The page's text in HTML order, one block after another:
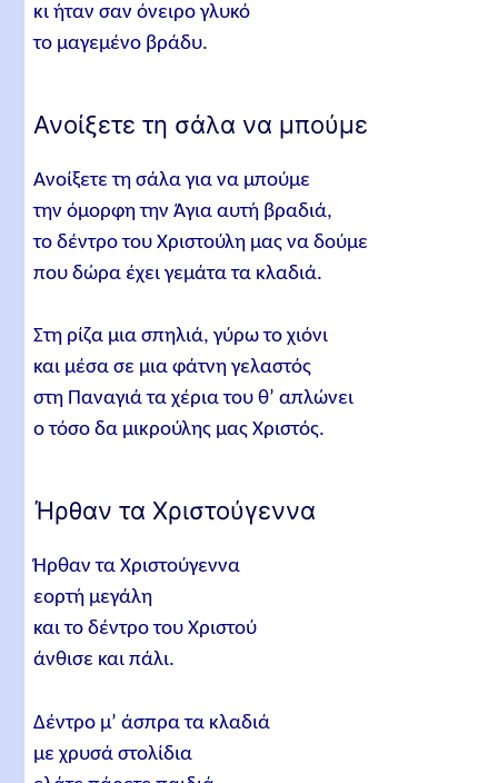
κι ήταν σαν όνειρο γλυκό
το μαγεμένο βράδυ.
Ανοίξετε τη σάλα να μπούμε
Ανοίξετε τη σάλα για να μπούμε
την όμορφη την Άγια αυτή βραδιά,
το δέντρο του Χριστούλη μας να δούμε
που δώρα έχει γεμάτα τα κλαδιά.
Στη ρίζα μια σπηλιά, γύρω το χιόνι
και μέσα σε μια φάτνη γελαστός
στη Παναγιά τα χέρια του θ’ απλώνει
ο τόσο δα μικρούλης μας Χριστός.
Ήρθαν τα Χριστούγεννα
Ήρθαν τα Χριστούγεννα
εορτή μεγάλη
και το δέντρο του Χριστού
άνθισε και πάλι.
Δέντρο μ’ άσπρα τα κλαδιά
με χρυσά στολίδια